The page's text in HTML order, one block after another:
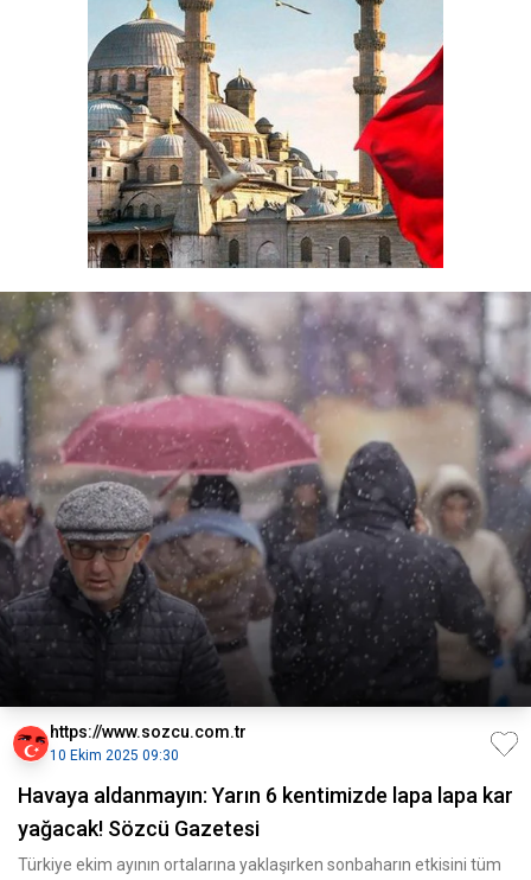
https://www.sozcu.com.tr
10 Ekim 2025 09:30
Havaya aldanmayın: Yarın 6 kentimizde lapa lapa kar
yağacak! Sözcü Gazetesi
Türkiye ekim ayının ortalarına yaklaşırken sonbaharın etkisini tüm